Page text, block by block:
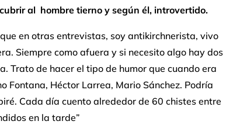
al hombre tierno y según él, introvertido.
en otras entrevistas, soy antikirchnerista, vivo
Siempre como afuera y si necesito algo hay dos
Trato de hacer el tipo de humor que cuando era
Fontana, Héctor Larrea, Mario Sánchez. Podría
Cada día cuento alrededor de 60 chistes entre
en la tarde”